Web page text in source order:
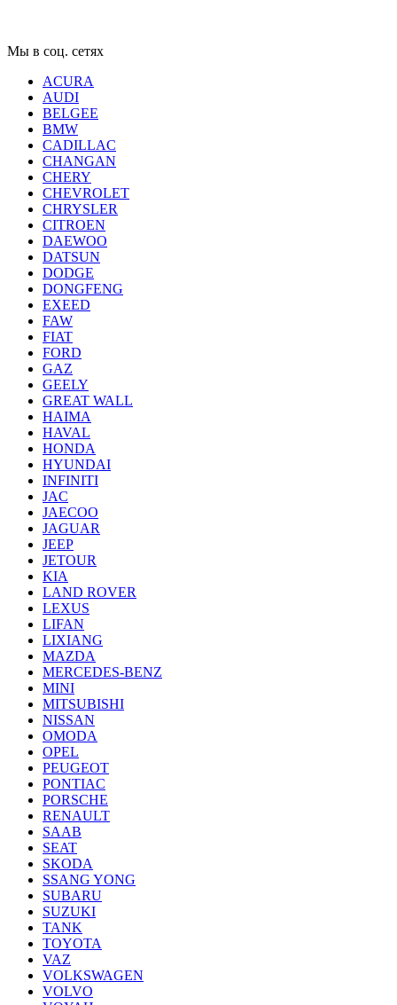
Мы в соц. сетях
ACURA
AUDI
BELGEE
BMW
CADILLAC
CHANGAN
CHERY
CHEVROLET
CHRYSLER
CITROEN
DAEWOO
DATSUN
DODGE
DONGFENG
EXEED
FAW
FIAT
FORD
GAZ
GEELY
GREAT WALL
HAIMA
HAVAL
HONDA
HYUNDAI
INFINITI
JAC
JAECOO
JAGUAR
JEEP
JETOUR
KIA
LAND ROVER
LEXUS
LIFAN
LIXIANG
MAZDA
MERCEDES-BENZ
MINI
MITSUBISHI
NISSAN
OMODA
OPEL
PEUGEOT
PONTIAC
PORSCHE
RENAULT
SAAB
SEAT
SKODA
SSANG YONG
SUBARU
SUZUKI
TANK
TOYOTA
VAZ
VOLKSWAGEN
VOLVO